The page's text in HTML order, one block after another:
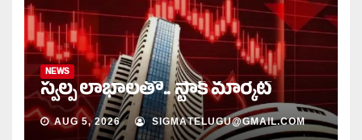
NEWS
స్వల్ప లాభాలతో.. స్టాక్ మార్కెట్
AUG 5, 2026 SIGMATELUGU@GMAIL.COM